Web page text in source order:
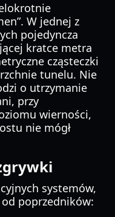
W jednej z
pojedyncza
kratce metra
cząsteczki
tunelu. Nie
o utrzymanie
przy
wierności,
nie mógł
systemów,
poprzedników: